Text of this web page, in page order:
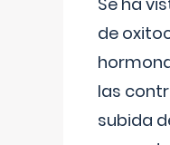
de
las
subida